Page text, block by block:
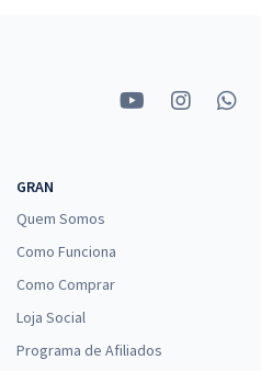
GRAN
Quem Somos
Como Funciona
Como Comprar
Loja Social
Programa de Afiliados